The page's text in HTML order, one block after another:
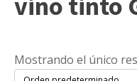
Mostrando el único